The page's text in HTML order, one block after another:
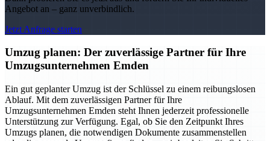
Angebot an – ganz unverbindlich.
Jetzt Anfrage starten
Umzug planen: Der zuverlässige Partner für Ihre
Umzugsunternehmen Emden
Ein gut geplanter Umzug ist der Schlüssel zu einem reibungslosen
Ablauf. Mit dem zuverlässigen Partner für Ihre
Umzugsunternehmen Emden steht Ihnen jederzeit professionelle
Unterstützung zur Verfügung. Egal, ob Sie den Zeitpunkt Ihres
Umzugs planen, die notwendigen Dokumente zusammenstellen